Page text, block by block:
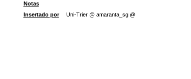
Notas
Insertado por
Uni-Trier @ amaranta_sg @